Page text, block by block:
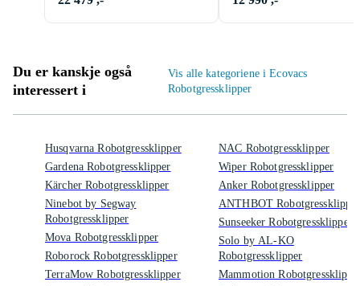
Du er kanskje også
interessert i
Vis alle kategoriene i Ecovacs
Robotgressklipper
Husqvarna Robotgressklipper
Gardena Robotgressklipper
Kärcher Robotgressklipper
Ninebot by Segway
Robotgressklipper
Mova Robotgressklipper
Roborock Robotgressklipper
TerraMow Robotgressklipper
NAC Robotgressklipper
Wiper Robotgressklipper
Anker Robotgressklipper
ANTHBOT Robotgressklipper
Sunseeker Robotgressklipper
Solo by AL-KO
Robotgressklipper
Mammotion